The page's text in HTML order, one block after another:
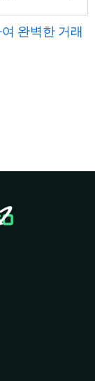
완벽한 거래